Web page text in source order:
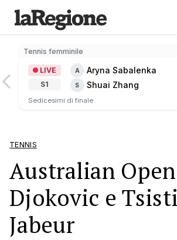
Tennis femminile
LIVE
S1
A Aryna Sabalenka
S Shuai Zhang
Sedicesimi di finale
TENNIS
Australian
Djokovic e
Jabeur